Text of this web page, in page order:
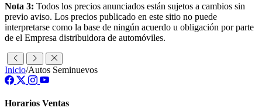
Nota 3: Todos los precios anunciados están sujetos a cambios sin
previo aviso. Los precios publicado en este sitio no puede
interpretarse como la base de ningún acuerdo u obligación por parte
de el Empresa distribuidora de automóviles.
Inicio/Autos Seminuevos
Horarios Ventas